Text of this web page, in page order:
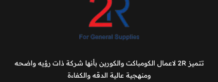
تتميز 2R لاعمال الكومباكت والكورين بأنها شركة ذات رؤيه واضحه
ومنهجية عالية الدقه والكفاءة